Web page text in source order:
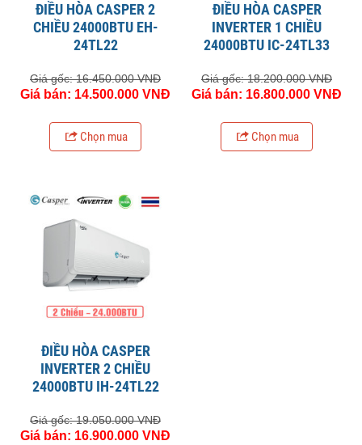
ĐIỀU HÒA CASPER 2
CHIỀU 24000BTU EH-
24TL22
Giá gốc: 16.450.000 VNĐ
Giá bán: 14.500.000 VNĐ
Chọn mua
ĐIỀU HÒA CASPER
INVERTER 1 CHIỀU
24000BTU IC-24TL33
Giá gốc: 18.200.000 VNĐ
Giá bán: 16.800.000 VNĐ
Chọn mua
ĐIỀU HÒA CASPER
INVERTER 2 CHIỀU
24000BTU IH-24TL22
Giá gốc: 19.050.000 VNĐ
Giá bán: 16.900.000 VNĐ